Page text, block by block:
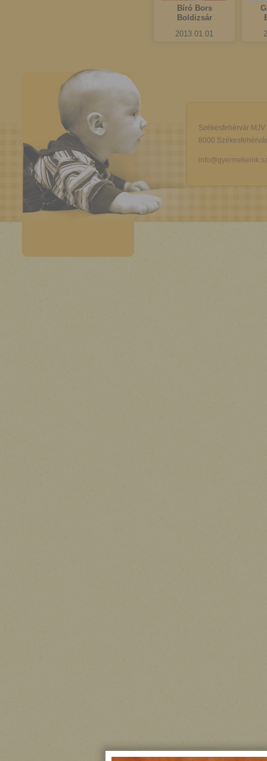
Bíró Bors
Boldizsár
2013.01.01
Székesfehérvár
8000